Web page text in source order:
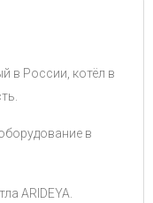
в России, котёл в
в
ARIDEYA.